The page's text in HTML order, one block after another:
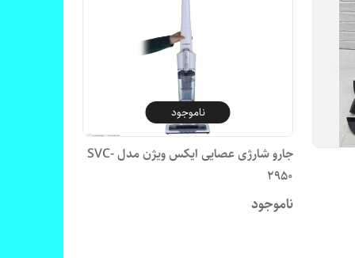
ناموجود
جارو شارژی عصایی ایکس ویژن مدل SVC-
2950
ناموجود